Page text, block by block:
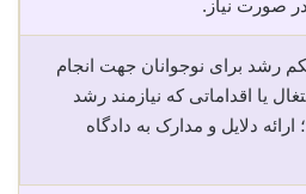
صورت نیاز.
رشد برای نوجوانان جهت انجام
یا اقداماتی که نیازمند رشد
دلایل و مدارک به دادگاه